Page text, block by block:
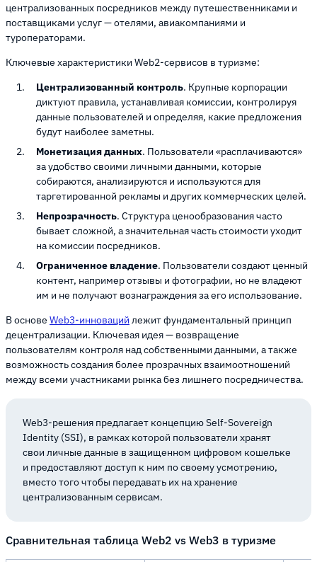
централизованных посредников между путешественниками и
поставщиками услуг — отелями, авиакомпаниями и
туроператорами.
Ключевые характеристики Web2-сервисов в туризме:
Централизованный контроль. Крупные корпорации
диктуют правила, устанавливая комиссии, контролируя
данные пользователей и определяя, какие предложения
будут наиболее заметны.
Монетизация данных. Пользователи «расплачиваются»
за удобство своими личными данными, которые
собираются, анализируются и используются для
таргетированной рекламы и других коммерческих целей.
Непрозрачность. Структура ценообразования часто
бывает сложной, а значительная часть стоимости уходит
на комиссии посредников.
Ограниченное владение. Пользователи создают ценный
контент, например отзывы и фотографии, но не владеют
им и не получают вознаграждения за его использование.
В основе Web3-инноваций лежит фундаментальный принцип
децентрализации. Ключевая идея — возвращение
пользователям контроля над собственными данными, а также
возможность создания более прозрачных взаимоотношений
между всеми участниками рынка без лишнего посредничества.
Web3-решения предлагает концепцию Self-Sovereign
Identity (SSI), в рамках которой пользователи хранят
свои личные данные в защищенном цифровом кошельке
и предоставляют доступ к ним по своему усмотрению,
вместо того чтобы передавать их на хранение
централизованным сервисам.
Сравнительная таблица Web2 vs Web3 в туризме